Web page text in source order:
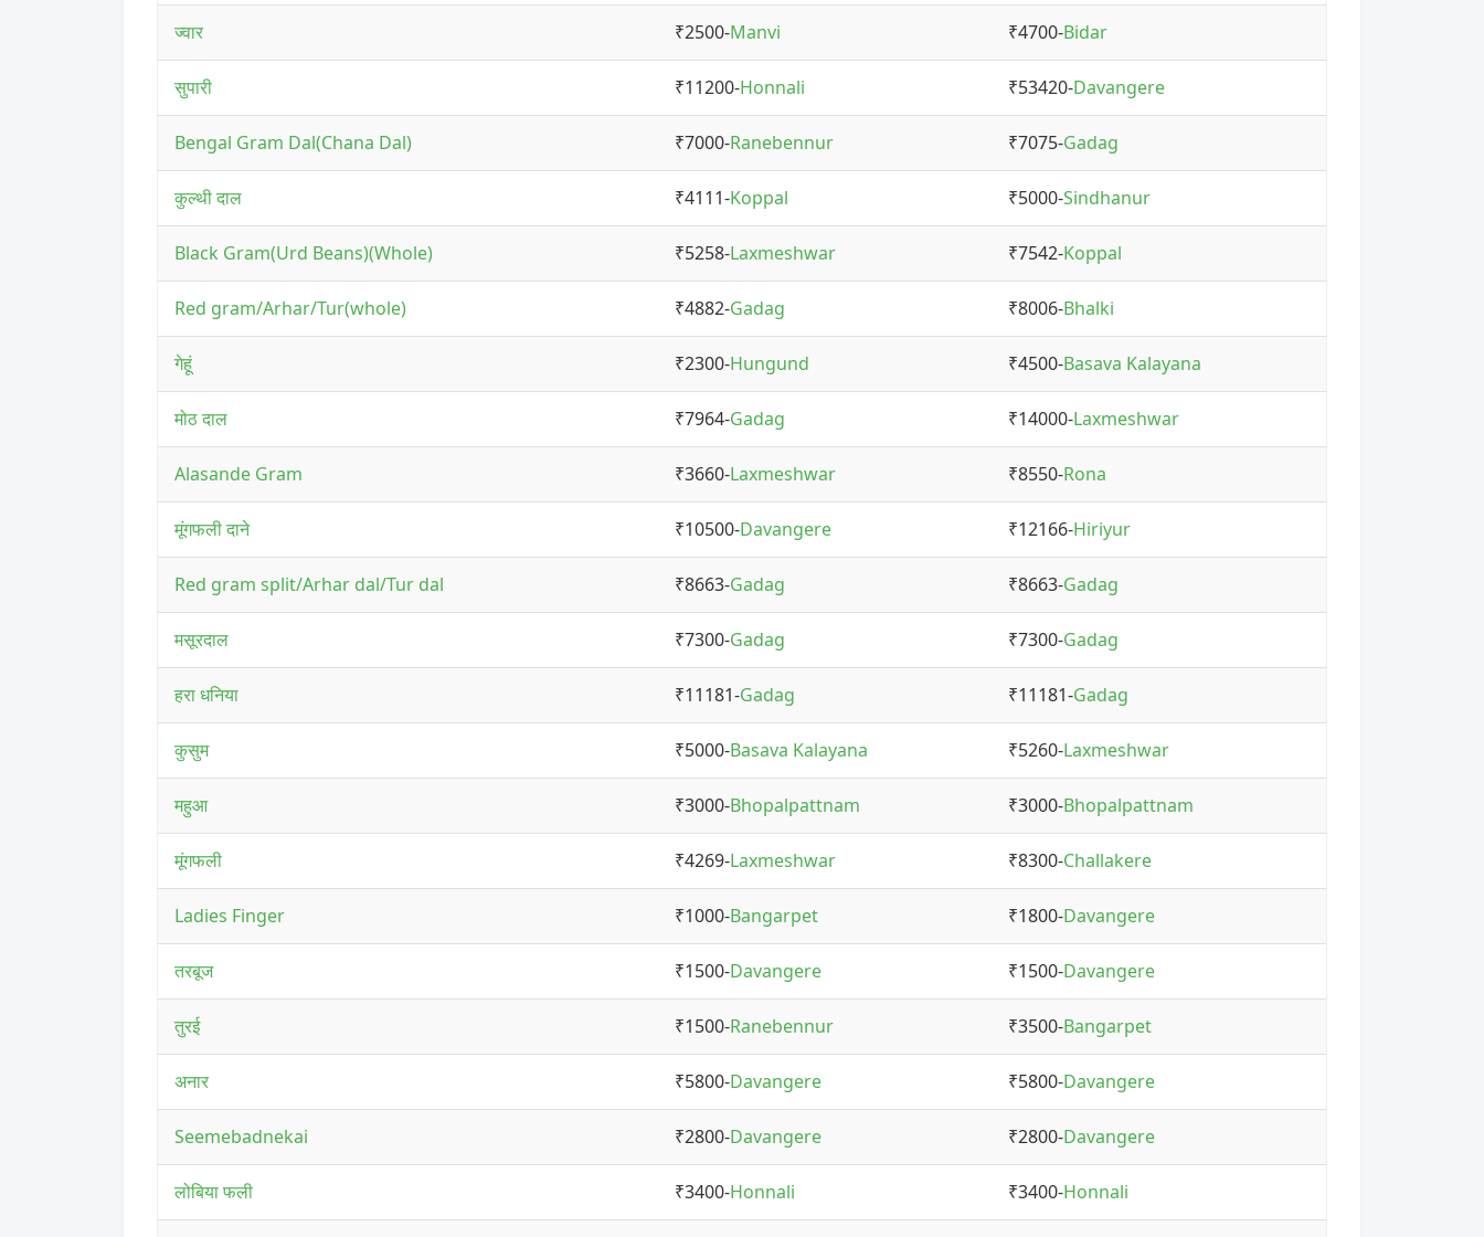
ज्वार ₹2500-Manvi ₹4700-Bidar
सुपारी ₹11200-Honnali ₹53420-Davangere
Bengal Gram Dal(Chana Dal) ₹7000-Ranebennur ₹7075-Gadag
कुल्थी दाल ₹4111-Koppal ₹5000-Sindhanur
Black Gram(Urd Beans)(Whole) ₹5258-Laxmeshwar ₹7542-Koppal
Red gram/Arhar/Tur(whole) ₹4882-Gadag ₹8006-Bhalki
गेहूं ₹2300-Hungund ₹4500-Basava Kalayana
मोठ दाल ₹7964-Gadag ₹14000-Laxmeshwar
Alasande Gram ₹3660-Laxmeshwar ₹8550-Rona
मूंगफली दाने ₹10500-Davangere ₹12166-Hiriyur
Red gram split/Arhar dal/Tur dal ₹8663-Gadag ₹8663-Gadag
मसूरदाल ₹7300-Gadag ₹7300-Gadag
हरा धनिया ₹11181-Gadag ₹11181-Gadag
कुसुम ₹5000-Basava Kalayana ₹5260-Laxmeshwar
महुआ ₹3000-Bhopalpattnam ₹3000-Bhopalpattnam
मूंगफली ₹4269-Laxmeshwar ₹8300-Challakere
Ladies Finger ₹1000-Bangarpet ₹1800-Davangere
तरबूज ₹1500-Davangere ₹1500-Davangere
तुरई ₹1500-Ranebennur ₹3500-Bangarpet
अनार ₹5800-Davangere ₹5800-Davangere
Seemebadnekai ₹2800-Davangere ₹2800-Davangere
लोबिया फली ₹3400-Honnali ₹3400-Honnali